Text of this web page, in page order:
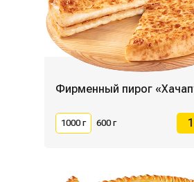
Фирменный пирог
1000 г 600 г